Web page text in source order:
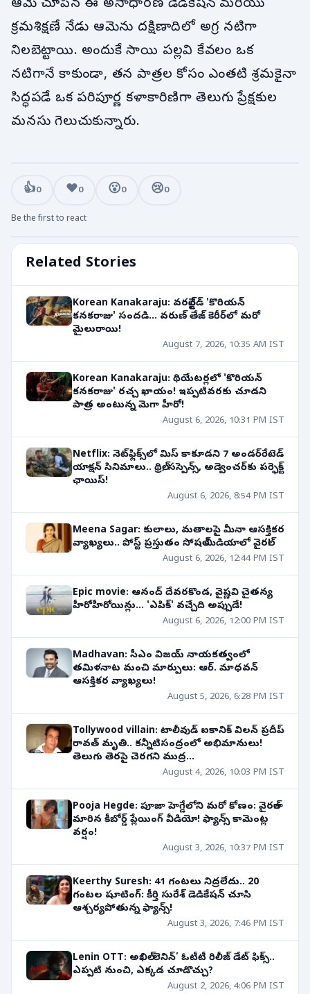
ఆమె చూపిన ఈ అసాధారణ డెడికేషన్ మరియు
క్రమశిక్షణే నేడు ఆమెను దక్షిణాదిలో అగ్ర నటిగా
నిలబెట్టాయి. అందుకే సాయి పల్లవి కేవలం ఒక
నటిగానే కాకుండా, తన పాత్రల కోసం ఎంతటి శ్రమకైనా
సిద్ధపడే ఒక పరిపూర్ణ కళాకారిణిగా తెలుగు ప్రేక్షకుల
మనసు గెలుచుకున్నారు.
Related Stories
Korean Kanakaraju: వరల్డ్‌వైడ్ 'కొరియన్
కనకరాజు' సందడి... వరుణ్ తేజ్ కెరీర్‌లో మరో
మైలురాయి!
August 7, 2026, 10:35 AM IST
Korean Kanakaraju: థియేటర్లలో 'కొరియన్
కనకరాజు' రచ్చ ఖాయం! ఇప్పటివరకు చూడని
పాత్ర అంటున్న మెగా హీరో!
August 6, 2026, 10:31 PM IST
Netflix: నెట్‌ఫ్లిక్స్‌లో మిస్ కాకూడని 7 అండర్‌రేటెడ్
యాక్షన్ సినిమాలు.. థ్రిల్, సస్పెన్స్, అడ్వెంచర్‌కు పర్ఫెక్ట్
ఛాయిస్!
August 6, 2026, 8:54 PM IST
Meena Sagar: కులాలు, మతాలపై మీనా ఆసక్తికర
వ్యాఖ్యలు.. పోస్ట్ ప్రస్తుతం సోషల్ మీడియాలో వైరల్!
August 6, 2026, 12:44 PM IST
Epic movie: ఆనంద్ దేవరకొండ, వైష్ణవి చైతన్య
హీరోహీరోయిన్లు... 'ఎపిక్' వచ్చేది అప్పుడే!
August 6, 2026, 12:00 PM IST
Madhavan: సీఎం విజయ్ నాయకత్వంలో
తమిళనాట మంచి మార్పులు: ఆర్. మాధవన్
ఆసక్తికర వ్యాఖ్యలు!
August 5, 2026, 6:28 PM IST
Tollywood villain: టాలీవుడ్ ఐకానిక్ విలన్ ప్రదీప్
రావత్ మృతి.. కన్నీటిసంద్రంలో అభిమానులు!
తెలుగు తెరపై చెరగని ముద్ర...
August 4, 2026, 10:03 PM IST
Pooja Hegde: పూజా హెగ్డేలోని మరో కోణం: వైరల్‌గా
మారిన కీబోర్డ్ ప్లేయింగ్ వీడియో! ఫ్యాన్స్ కామెంట్ల
వర్షం!
August 3, 2026, 10:37 PM IST
Keerthy Suresh: 41 గంటలు నిద్రలేదు.. 20
గంటల షూటింగ్: కీర్తి సురేశ్ డెడికేషన్ చూసి
ఆశ్చర్యపోతున్న ఫ్యాన్స్!
August 3, 2026, 7:46 PM IST
Lenin OTT: అఖిల్ ‘లెనిన్’ ఓటీటీ రిలీజ్ డేట్ ఫిక్స్..
ఎప్పటి నుంచి, ఎక్కడ చూడొచ్చు?
August 2, 2026, 4:06 PM IST
👍0 ❤️0 😮0 😢0
Be the first to react